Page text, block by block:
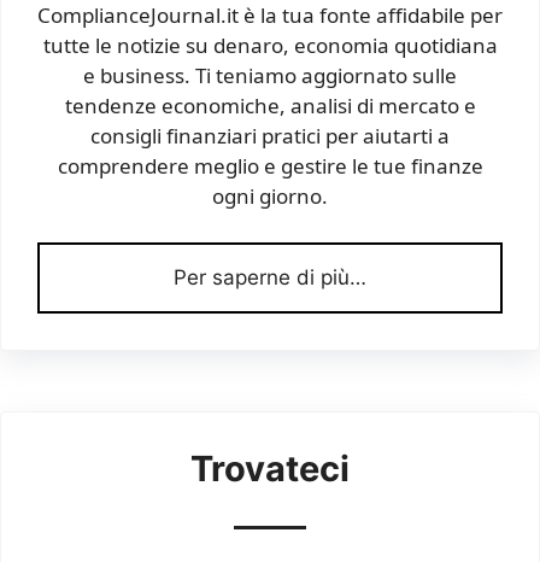
ComplianceJournal.it è la tua fonte affidabile per
tutte le notizie su denaro, economia quotidiana
e business. Ti teniamo aggiornato sulle
tendenze economiche, analisi di mercato e
consigli finanziari pratici per aiutarti a
comprendere meglio e gestire le tue finanze
ogni giorno.
Per saperne di più…
Trovateci